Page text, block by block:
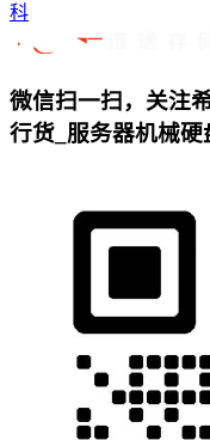
科
微信扫一扫，关注
行货_服务器机械硬